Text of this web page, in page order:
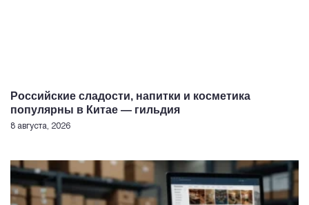
Российские сладости, напитки и косметика
популярны в Китае — гильдия
8 августа, 2026